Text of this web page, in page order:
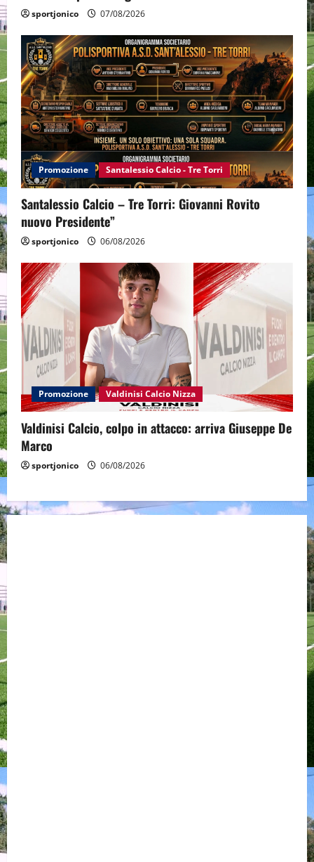
sportjonico 07/08/2026
Promozione Santalessio Calcio - Tre Torri
Santalessio Calcio – Tre Torri: Giovanni Rovito
nuovo Presidente”
sportjonico 06/08/2026
Promozione Valdinisi Calcio Nizza
Valdinisi Calcio, colpo in attacco: arriva Giuseppe De
Marco
sportjonico 06/08/2026